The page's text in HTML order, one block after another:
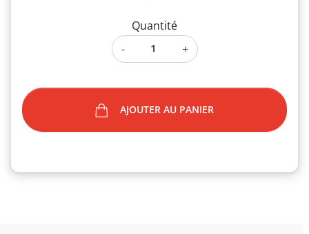
Quantité
-
+
AJOUTER AU PANIER